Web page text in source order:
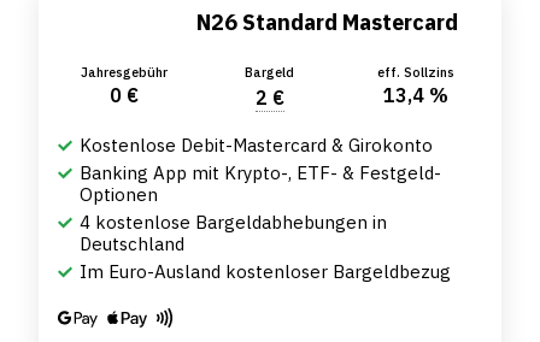
N26 Standard Mastercard
Jahresgebühr
0 €
Bargeld
2 €
eff. Sollzins
13,4 %
Kostenlose Debit-Mastercard & Girokonto
Banking App mit Krypto-, ETF- & Festgeld-
Optionen
4 kostenlose Bargeldabhebungen in
Deutschland
Im Euro-Ausland kostenloser Bargeldbezug